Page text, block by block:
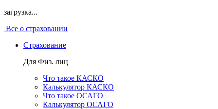
загрузка...
Все о страховании
Страхование
Для Физ. лиц
Что такое КАСКО
Калькулятор КАСКО
Что такое ОСАГО
Калькулятор ОСАГО